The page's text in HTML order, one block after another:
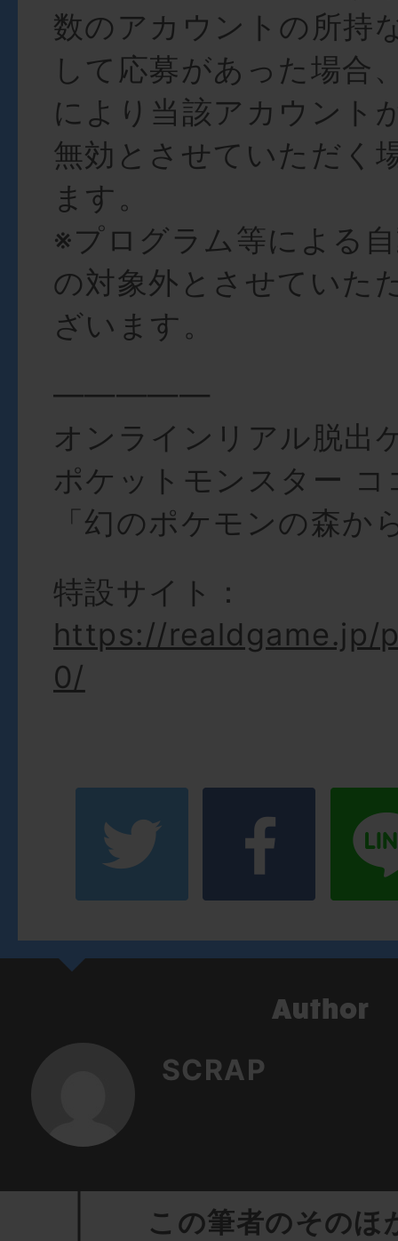
数のアカウントの所持
して応募があった場合
により当該アカウント
無効とさせていただく
ます。
※プログラム等による
の対象外とさせていた
ざいます。
―――――
オンラインリアル脱出
ポケットモンスター コ
「幻のポケモンの森か
特設サイト：
https://realdgame.jp/
0/
SCRAP
この筆者のそのほ